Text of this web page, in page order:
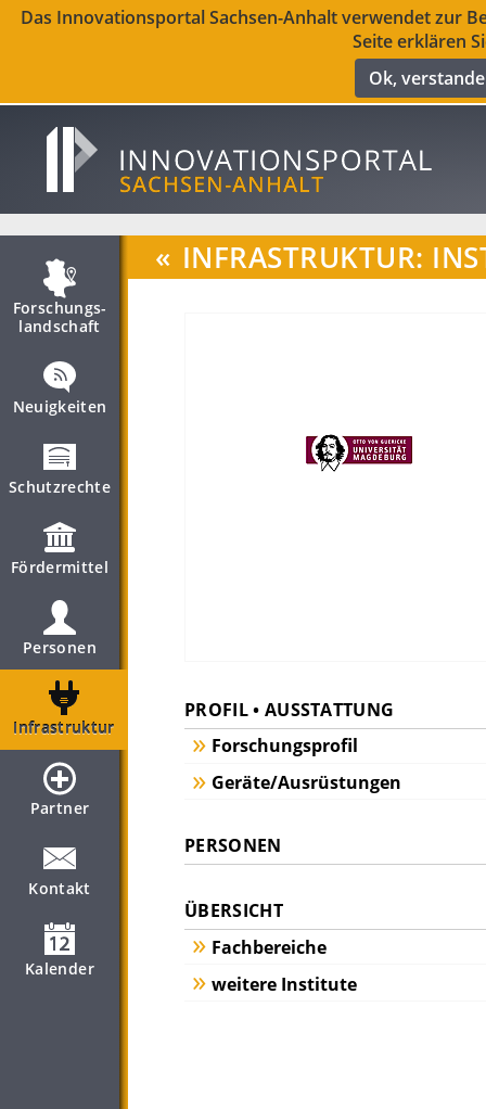
Das Innovationsportal Sachsen-Anhalt verwendet zur
Seite erklären
Ok,
Forschungs­
landschaft
Neuigkeiten
Schutzrechte
Fördermittel
Personen
Infrastruktur
Partner
Kontakt
Kalender
« INFRASTRUKTUR:
PROFIL • AUSSTATTUNG
Forschungsprofil
Geräte/Ausrüstungen
PERSONEN
ÜBERSICHT
Fachbereiche
weitere Institute